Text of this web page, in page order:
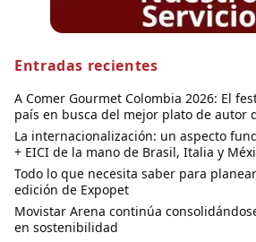
Entradas recientes
A Comer Gourmet Colombia 2026: El
país en busca del mejor plato de autor
La internacionalización: un aspecto
+ EICI de la mano de Brasil, Italia y
Todo lo que necesita saber para
edición de Expopet
Movistar Arena continúa
en sostenibilidad